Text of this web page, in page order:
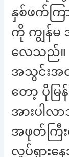
နှစ်ဖက်ကြ
ကို ကျွန်
လေသည်။ ပ
အသွင်းအ
တော့ ပိုမ
အားပါ
အဖုတ်က
လှုပ်ရှား